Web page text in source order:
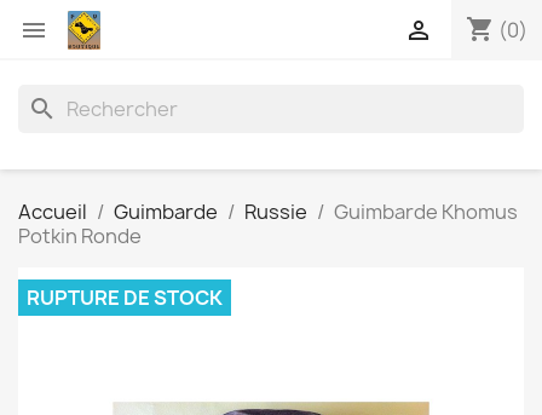
 shopping_cart (0)

search
Accueil Guimbarde Russie
Guimbarde Khomus
Potkin Ronde
RUPTURE DE STOCK